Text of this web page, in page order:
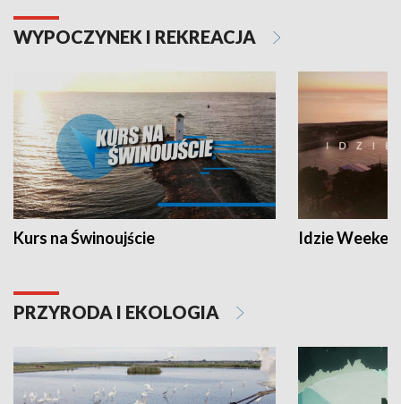
WYPOCZYNEK I REKREACJA
Kurs na Świnoujście Idzie
PRZYRODA I EKOLOGIA